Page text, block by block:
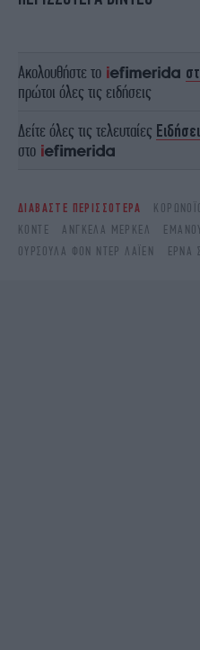
Ακολουθήστε το
πρώτοι όλες τις ειδήσεις
Δείτε όλες τις τελευταίες
στο
ΔΙΑΒΑΣΤΕ ΠΕΡΙΣΣΟΤΕΡΑ
ΚΟΝΤΕ
ΆΝΓΚΕΛΑ ΜΈΡΚΕΛ
ΟΎΡΣΟΥΛΑ ΦΟΝ ΝΤΕΡ ΛΆΙΕΝ
ΕΡΝΑ